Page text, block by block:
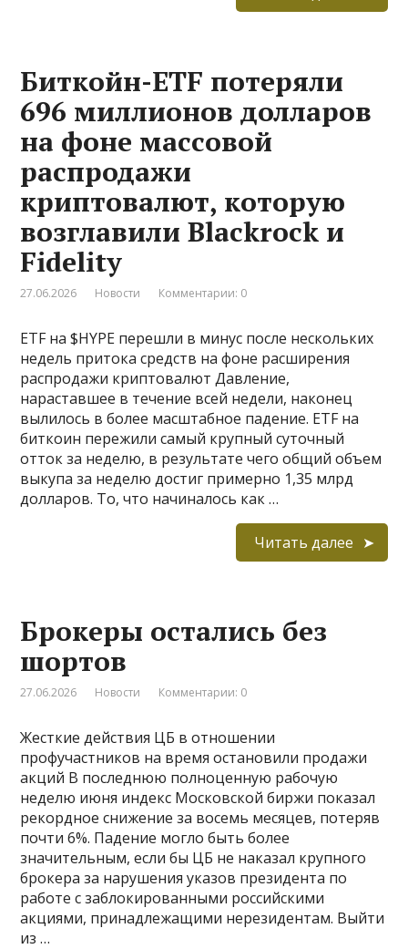
Биткойн-ETF потеряли
696 миллионов долларов
на фоне массовой
распродажи
криптовалют, которую
возглавили Blackrock и
Fidelity
27.06.2026 Новости Комментарии: 0
ETF на $HYPE перешли в минус после нескольких
недель притока средств на фоне расширения
распродажи криптовалют Давление,
нараставшее в течение всей недели, наконец
вылилось в более масштабное падение. ETF на
биткоин пережили самый крупный суточный
отток за неделю, в результате чего общий объем
выкупа за неделю достиг примерно 1,35 млрд
долларов. То, что начиналось как …
Читать далее
Брокеры остались без
шортов
27.06.2026 Новости Комментарии: 0
Жесткие действия ЦБ в отношении
профучастников на время остановили продажи
акций В последнюю полноценную рабочую
неделю июня индекс Московской биржи показал
рекордное снижение за восемь месяцев, потеряв
почти 6%. Падение могло быть более
значительным, если бы ЦБ не наказал крупного
брокера за нарушения указов президента по
работе с заблокированными российскими
акциями, принадлежащими нерезидентам. Выйти
из …